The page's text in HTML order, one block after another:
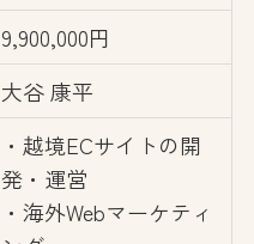
9,900,000円
大谷 康平
・越境ECサイトの開
発・運営
・海外Webマーケティ